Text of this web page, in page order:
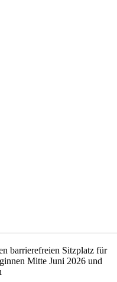
barrierefreien Sitzplatz für
Mitte Juni 2026 und